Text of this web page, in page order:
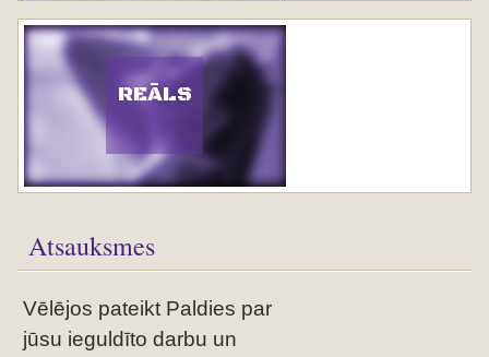
REĀLS
Atsauksmes
Vēlējos pateikt Paldies par
jūsu ieguldīto darbu un